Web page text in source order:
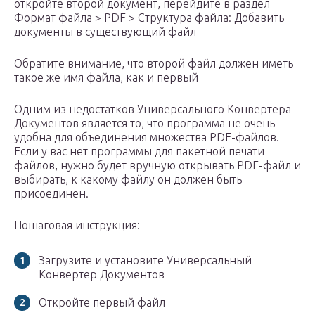
откройте второй документ, перейдите в раздел
Формат файла > PDF > Структура файла: Добавить
документы в существующий файл
Обратите внимание, что второй файл должен иметь
такое же имя файла, как и первый
Одним из недостатков Универсального Конвертера
Документов является то, что программа не очень
удобна для объединения множества PDF-файлов.
Если у вас нет программы для пакетной печати
файлов, нужно будет вручную открывать PDF-файл и
выбирать, к какому файлу он должен быть
присоединен.
Пошаговая инструкция:
Загрузите и установите Универсальный
Конвертер Документов
Откройте первый файл